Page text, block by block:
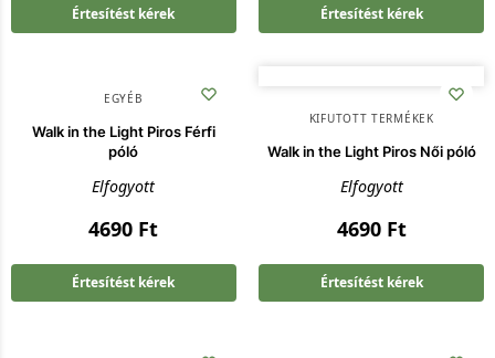
Értesítést kérek Értesítést kérek
EGYÉB
Walk in the Light Piros Férfi
póló
Elfogyott
4690 Ft
Értesítést kérek
KIFUTOTT TERMÉKEK
Walk in the Light Piros Női póló
Elfogyott
4690 Ft
Értesítést kérek